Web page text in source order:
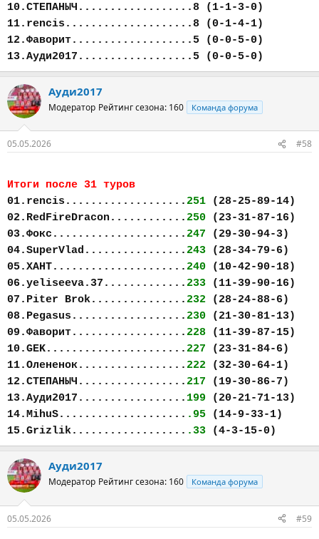
10.СТЕПАНЫЧ..................8 (1-1-3-0)
11.rencis....................8 (0-1-4-1)
12.Фаворит...................5 (0-0-5-0)
13.Ауди2017..................5 (0-0-5-0)
Ауди2017
Модератор Рейтинг сезона: 160 Команда форума
05.05.2026 #58
Итоги после 31 туров
01.rencis...................251 (28-25-89-14)
02.RedFireDracon............250 (23-31-87-16)
03.Фокс.....................247 (29-30-94-3)
04.SuperVlad................243 (28-34-79-6)
05.ХАНТ.....................240 (10-42-90-18)
06.yeliseeva.37.............233 (11-39-90-16)
07.Piter Brok...............232 (28-24-88-6)
08.Pegasus..................230 (21-30-81-13)
09.Фаворит..................228 (11-39-87-15)
10.GEK......................227 (23-31-84-6)
11.Олененок.................222 (32-30-64-1)
12.СТЕПАНЫЧ.................217 (19-30-86-7)
13.Ауди2017................. 199 (20-21-71-13)
14.MihuS.................... .95 (14-9-33-1)
15.Grizlik.................. .33 (4-3-15-0)
Ауди2017
Модератор Рейтинг сезона: 160 Команда форума
05.05.2026 #59